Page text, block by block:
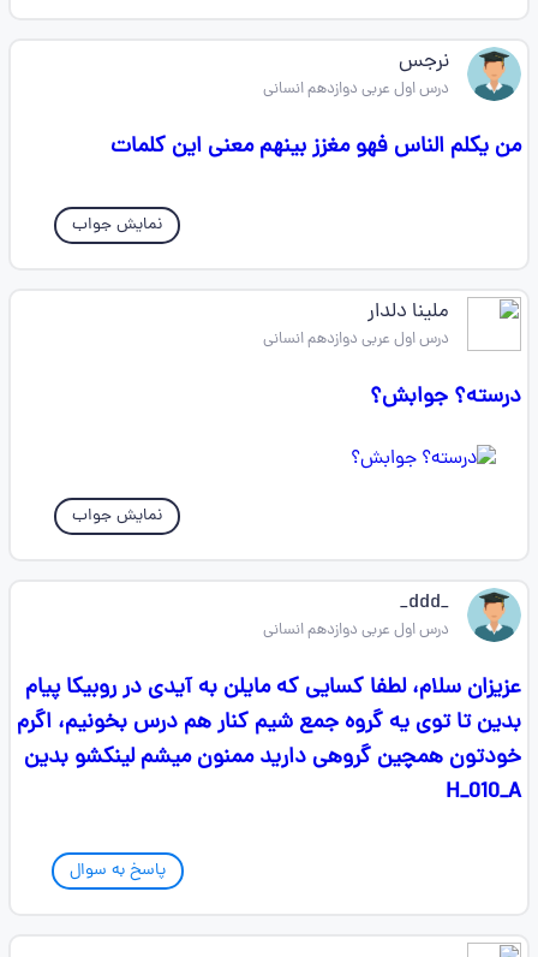
نرجس
درس اول عربی دوازدهم انسانی
من یکلم الناس فهو مغزز بینهم معنی این کلمات
نمایش جواب
ملینا دلدار
درس اول عربی دوازدهم انسانی
درسته؟ جوابش؟
نمایش جواب
_ddd_
درس اول عربی دوازدهم انسانی
عزیزان سلام، لطفا کسایی که مایلن به آیدی در روبیکا پیام
بدین تا توی یه گروه جمع شیم کنار هم درس بخونیم، اگرم
خودتون همچین گروهی دارید ممنون میشم لینکشو بدین
H_010_A
پاسخ به سوال